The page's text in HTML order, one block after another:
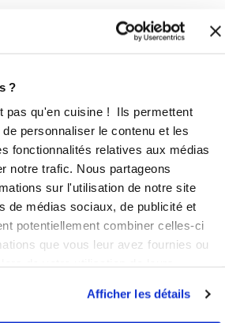
?
pas qu'en cuisine ! Ils permettent
personnaliser le contenu et les
fonctionnalités relatives aux médias
notre trafic. Nous partageons
sur l'utilisation de notre site
de médias sociaux, de publicité et
potentiellement combiner celles-ci
que vous leur avez fournies ou
Afficher les détails
1min 5
la préparation dans un moule
puis faire cuire 35 minutes (à
surveiller) Laisser refroidir puis
saupoudrer de noix de coco.
appétit !